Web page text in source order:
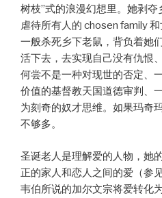
树枝”式的浪漫幻想里。她剥夺
虐待所有人的 chosen family
一般杀死乡下老鼠，背负着她
活下去，去实现自己没有仇恨
何尝不是一种对现世的否定、
价值的基督教天国道德审判、
为刻奇的奴才思维。如果玛奇
不够多。
圣诞老人是理解爱的人物，她
正的家人和恋人之间的爱（参
韦伯所说的加尔文宗将爱转化